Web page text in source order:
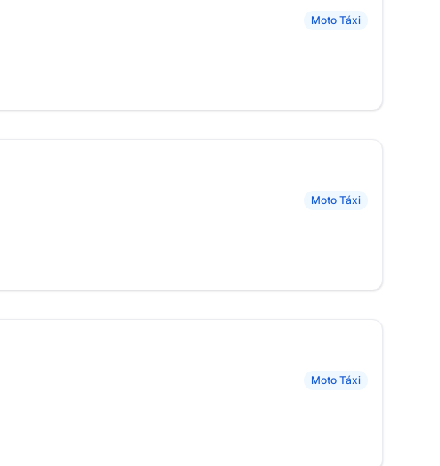
Moto Táxi
Moto Táxi
Moto Táxi